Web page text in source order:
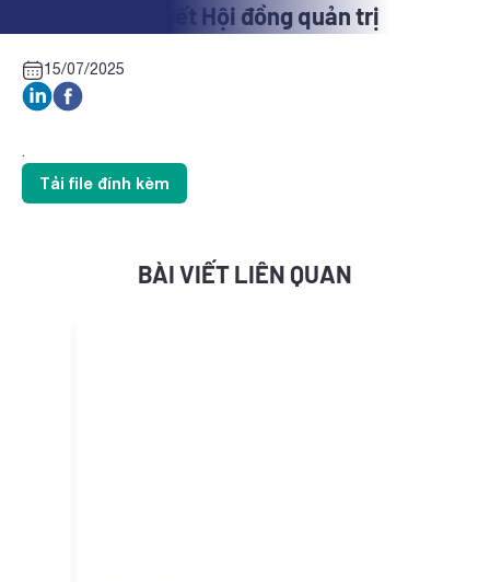
HMD: Nghị quyết Hội đồng quản trị
15/07/2025
.
Tải file đính kèm
BÀI VIẾT LIÊN QUAN